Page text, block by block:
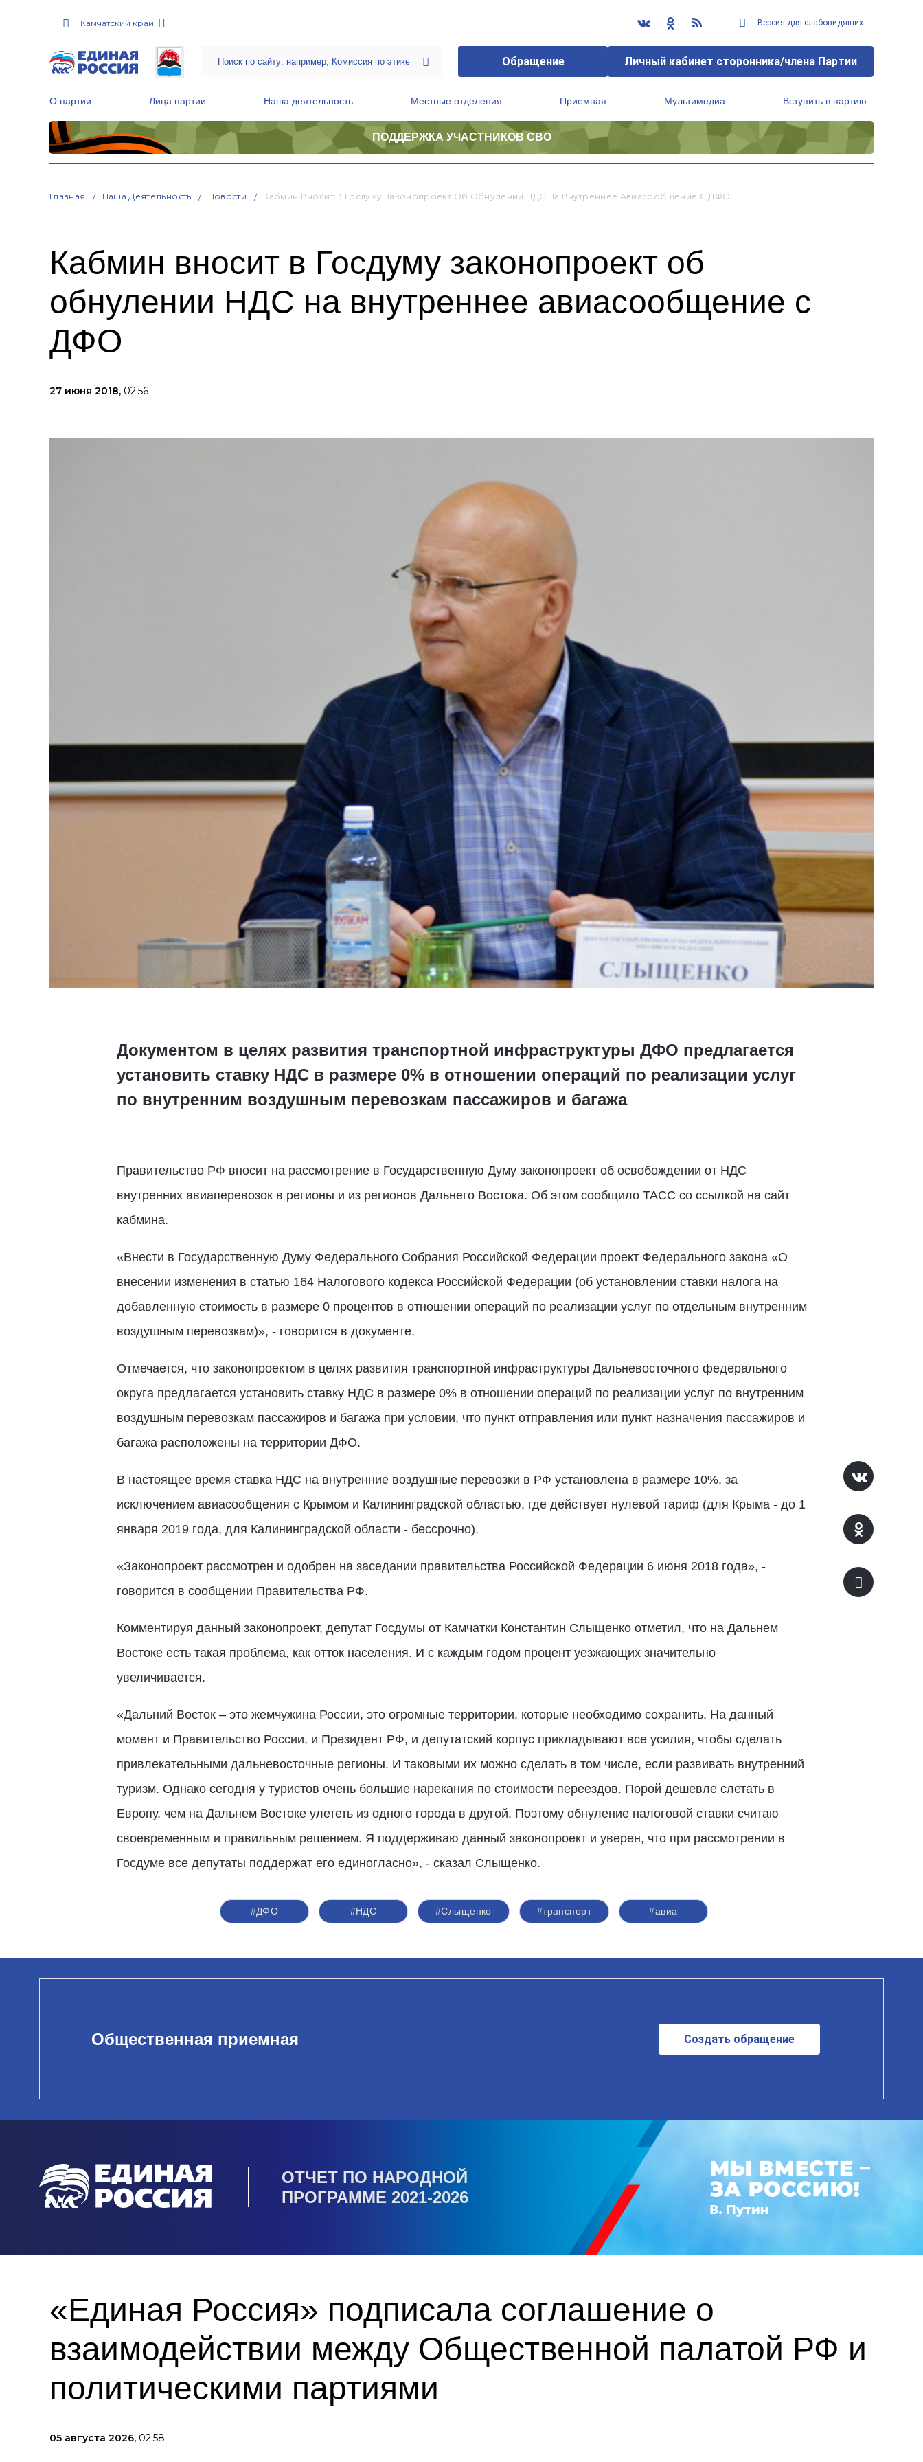
Камчатский край Версия для слабовидящих
Обращение Личный кабинет сторонника/члена Партии
О партии Лица партии Наша деятельность Местные отделения Приемная Мультимедиа Вступить в партию
ПОДДЕРЖКА УЧАСТНИКОВ СВО
Главная Наша Деятельность Новости Кабмин Вносит В Госдуму Законопроект Об Обнулении НДС На Внутреннее Авиасообщение С ДФО
Кабмин вносит в Госдуму законопроект об
обнулении НДС на внутреннее авиасообщение с
ДФО
27 июня 2018, 02:56
Документом в целях развития транспортной инфраструктуры ДФО предлагается
установить ставку НДС в размере 0% в отношении операций по реализации услуг
по внутренним воздушным перевозкам пассажиров и багажа
Правительство РФ вносит на рассмотрение в Государственную Думу законопроект об освобождении от НДС
внутренних авиаперевозок в регионы и из регионов Дальнего Востока. Об этом сообщило ТАСС со ссылкой на сайт
кабмина.
«Внести в Государственную Думу Федерального Собрания Российской Федерации проект Федерального закона «О
внесении изменения в статью 164 Налогового кодекса Российской Федерации (об установлении ставки налога на
добавленную стоимость в размере 0 процентов в отношении операций по реализации услуг по отдельным внутренним
воздушным перевозкам)», - говорится в документе.
Отмечается, что законопроектом в целях развития транспортной инфраструктуры Дальневосточного федерального
округа предлагается установить ставку НДС в размере 0% в отношении операций по реализации услуг по внутренним
воздушным перевозкам пассажиров и багажа при условии, что пункт отправления или пункт назначения пассажиров и
багажа расположены на территории ДФО.
В настоящее время ставка НДС на внутренние воздушные перевозки в РФ установлена в размере 10%, за
исключением авиасообщения с Крымом и Калининградской областью, где действует нулевой тариф (для Крыма - до 1
января 2019 года, для Калининградской области - бессрочно).
«Законопроект рассмотрен и одобрен на заседании правительства Российской Федерации 6 июня 2018 года», -
говорится в сообщении Правительства РФ.
Комментируя данный законопроект, депутат Госдумы от Камчатки Константин Слыщенко отметил, что на Дальнем
Востоке есть такая проблема, как отток населения. И с каждым годом процент уезжающих значительно
увеличивается.
«Дальний Восток – это жемчужина России, это огромные территории, которые необходимо сохранить. На данный
момент и Правительство России, и Президент РФ, и депутатский корпус прикладывают все усилия, чтобы сделать
привлекательными дальневосточные регионы. И таковыми их можно сделать в том числе, если развивать внутренний
туризм. Однако сегодня у туристов очень большие нарекания по стоимости переездов. Порой дешевле слетать в
Европу, чем на Дальнем Востоке улететь из одного города в другой. Поэтому обнуление налоговой ставки считаю
своевременным и правильным решением. Я поддерживаю данный законопроект и уверен, что при рассмотрении в
Госдуме все депутаты поддержат его единогласно», - сказал Слыщенко.
#ДФО #НДС #Слыщенко #транспорт #авиа
Общественная приемная Создать обращение
ОТЧЕТ ПО НАРОДНОЙ
ПРОГРАММЕ 2021-2026
«Единая Россия» подписала соглашение о
взаимодействии между Общественной палатой РФ и
политическими партиями
05 августа 2026, 02:58